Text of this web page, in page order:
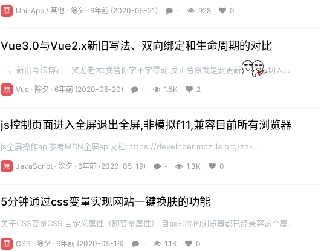
需要Java运行环境所以需要装一下 jre,安装完成设置环境变量例如:d: set
原 Uni-App /其他 · 除夕 · 6年前 (2020-05-21) - 928 0
Vue3.0与Vue2.x新旧写法、双向绑定和生命周期的对比
一、新旧写法博君一笑尤老大:我管你学不学得动,反正劳资就是要更新
切入正
题,以下内容是基于Vue3.0.0-alpha.1版本与Vue2.x版本对比编写~setup()函数
原 Vue · 除夕 · 6年前 (2020-05-20) - 1.5K 2
js控制页面进入全屏退出全屏,非模拟f11,兼容目前所有浏览器
js全屏操作api参考MDN全屏api文档:https://developer.mozilla.org/zh-
CN/docs/Web/API/Fullscreen_API网上搜索的大多是通过SendKeys的方式传入f11
原 JavaScript · 除夕 · 6年前 (2020-05-19) - 1.3K 0
5分钟通过css变量实现网站一键换肤的功能
关于CSS变量CSS 自定义属性（即变量属性）,目前90%的浏览器都已经兼容这个属性
了,具体看查询can i use的截图:前端开发的一大利器，强大的变量属性引入到 CSS 当
原 CSS · 除夕 · 6年前 (2020-05-16) - 1.1K 0